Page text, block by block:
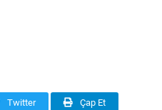
Twitter Çap Et